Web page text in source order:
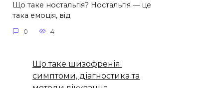
Що таке ностальгія? Ностальгія — це
така емоція, від
0 4
Що таке шизофренія:
симптоми, діагностика та